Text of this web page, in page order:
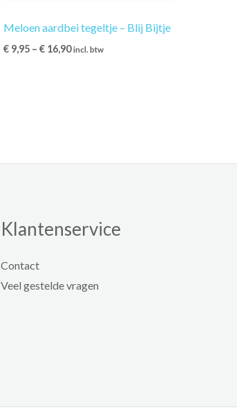
Meloen aardbei tegeltje – Blij Bijtje
€ 9,95 –€ 16,90 incl. btw
Klantenservice
Contact
Veel gestelde vragen